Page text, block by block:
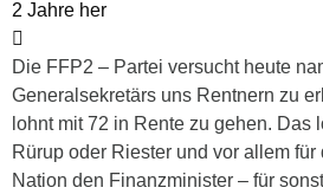
2 Jahre her
Die FFP2 – Partei versucht heute
Generalsekretärs uns Rentnern zu
lohnt mit 72 in Rente zu gehen. Das
Rürup oder Riester und vor allem
Nation den Finanzminister – für